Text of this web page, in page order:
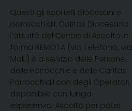
Questi gli sportelli diocesani e
parrocchiali: Caritas Diocesana
l’attività del Centro di Ascolto in
forma REMOTA (via Telefono, via
Mail ) è a servizio delle Persone,
delle Parrocchie e delle Caritas
Parrocchiali con degli Operatori
disponibile con lunga
esperienza. Ascolto per poter